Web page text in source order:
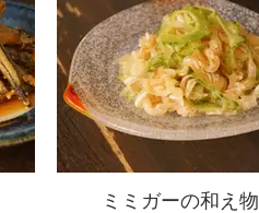
ミミガーの和え物